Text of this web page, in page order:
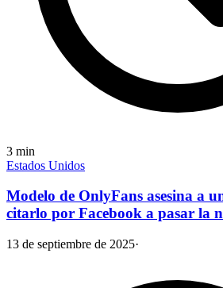
3 min
Estados Unidos
Modelo de OnlyFans asesina a
citarlo por Facebook a pasar la
13 de septiembre de 2025·